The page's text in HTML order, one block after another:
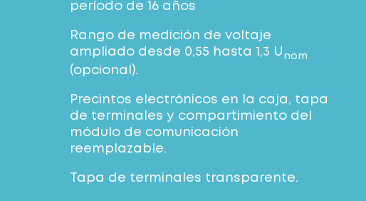
período de 16 años
Rango de medición de voltaje
ampliado desde 0,55 hasta 1,3 U nom
(opcional).
Precintos electrónicos en la caja, tapa
de terminales y compartimiento del
módulo de comunicación
reemplazable.
Tapa de terminales transparente.